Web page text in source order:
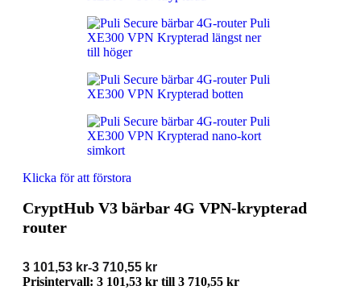
Klicka för att förstora
CryptHub V3 bärbar 4G VPN-krypterad
router
3 101,53 kr-3 710,55 kr
Prisintervall: 3 101,53 kr till 3 710,55 kr